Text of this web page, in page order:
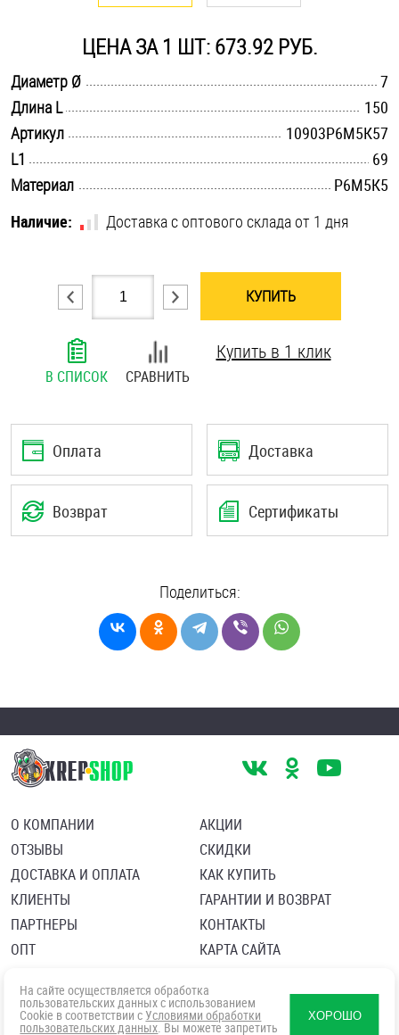
Стопорные кольца
Такелаж
Хомуты
Шайбы
Шпильки
Штифты и пальцы
ЦЕНА ЗА 1 ШТ: 673.92 РУБ.
Диаметр Ø
7
Длина L
150
Артикул
10903Р6М5К57
L1
69
Материал
Р6М5К5
Наличие:
Доставка с оптового склада от 1 дня
КУПИТЬ
В СПИСОК СРАВНИТЬ
Купить в 1 клик
Оплата Доставка
Возврат Сертификаты
Поделиться:
О КОМПАНИИ
ОТЗЫВЫ
ДОСТАВКА И ОПЛАТА
КЛИЕНТЫ
ПАРТНЕРЫ
ОПТ
АКЦИИ
СКИДКИ
КАК КУПИТЬ
ГАРАНТИИ И ВОЗВРАТ
КОНТАКТЫ
КАРТА САЙТА
Политика в отношении обработки персональных данных
Согласие посетителя сайта на обработку персональных данны
На сайте осуществляется обработка
пользовательских данных с использованием
Cookie в соответствии с Условиями обработки
пользовательских данных. Вы можете запретить
ХОРОШО